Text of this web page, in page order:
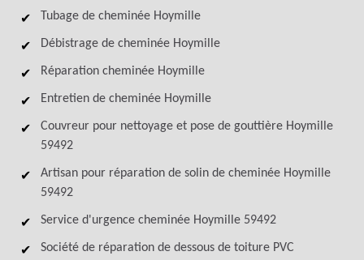
Tubage de cheminée Hoymille
Débistrage de cheminée Hoymille
Réparation cheminée Hoymille
Entretien de cheminée Hoymille
Couvreur pour nettoyage et pose de gouttière Hoymille
59492
Artisan pour réparation de solin de cheminée Hoymille
59492
Service d'urgence cheminée Hoymille 59492
Société de réparation de dessous de toiture PVC